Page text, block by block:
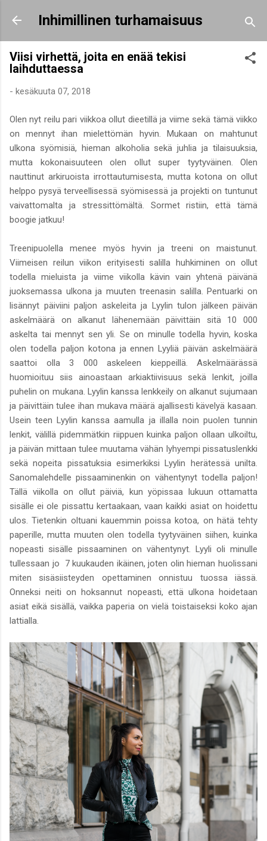
Siirry pääsisältöön
Inhimillinen turhamaisuus
Viisi virhettä, joita en enää tekisi
laihduttaessa
- kesäkuuta 07, 2018
Olen nyt reilu pari viikkoa ollut dieetillä ja viime sekä tämä viikko
on mennyt ihan mielettömän hyvin. Mukaan on mahtunut
ulkona syömisiä, hieman alkoholia sekä juhlia ja tilaisuuksia,
mutta kokonaisuuteen olen ollut super tyytyväinen. Olen
nauttinut arkiruoista irrottautumisesta, mutta kotona on ollut
helppo pysyä terveellisessä syömisessä ja projekti on tuntunut
vaivattomalta ja stressittömältä. Sormet ristiin, että tämä
boogie jatkuu!
Treenipuolella menee myös hyvin ja treeni on maistunut.
Viimeisen reilun viikon erityisesti salilla huhkiminen on ollut
todella mieluista ja viime viikolla kävin vain yhtenä päivänä
juoksemassa ulkona ja muuten treenasin salilla. Pentuarki on
lisännyt päiviini paljon askeleita ja Lyylin tulon jälkeen päivän
askelmäärä on alkanut lähenemään päivittäin sitä 10 000
askelta tai mennyt sen yli. Se on minulle todella hyvin, koska
olen todella paljon kotona ja ennen Lyyliä päivän askelmäärä
saattoi olla 3 000 askeleen kieppeillä. Askelmäärässä
huomioituu siis ainoastaan arkiaktiivisuus sekä lenkit, joilla
puhelin on mukana. Lyylin kanssa lenkkeily on alkanut sujumaan
ja päivittäin tulee ihan mukava määrä ajallisesti kävelyä kasaan.
Usein teen Lyylin kanssa aamulla ja illalla noin puolen tunnin
lenkit, välillä pidemmätkin riippuen kuinka paljon ollaan ulkoiltu,
ja päivän mittaan tulee muutama vähän lyhyempi pissatuslenkki
sekä nopeita pissatuksia esimerkiksi Lyylin herätessä unilta.
Sanomalehdelle pissaaminenkin on vähentynyt todella paljon!
Tällä viikolla on ollut päiviä, kun yöpissaa lukuun ottamatta
sisälle ei ole pissattu kertaakaan, vaan kaikki asiat on hoidettu
ulos. Tietenkin oltuani kauemmin poissa kotoa, on hätä tehty
paperille, mutta muuten olen todella tyytyväinen siihen, kuinka
nopeasti sisälle pissaaminen on vähentynyt. Lyyli oli minulle
tullessaan jo 7 kuukauden ikäinen, joten olin hieman huolissani
miten sisäsiisteyden opettaminen onnistuu tuossa iässä.
Onneksi neiti on hoksannut nopeasti, että ulkona hoidetaan
asiat eikä sisällä, vaikka paperia on vielä toistaiseksi koko ajan
lattialla.